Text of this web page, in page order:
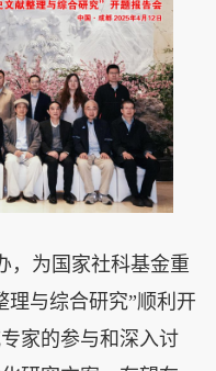
，为国家社科基金重
理与综合研究”顺利开
家的参与和深入讨